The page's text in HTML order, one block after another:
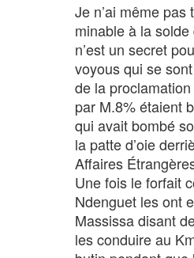
Je n’ai même pas
minable à la
n’est un secret
voyous qui se
de la
par M.8% étaient
qui avait bombé
la patte d’oie
Affaires
Une fois le forfait
Ndenguet les ont
Massissa disant
les conduire au